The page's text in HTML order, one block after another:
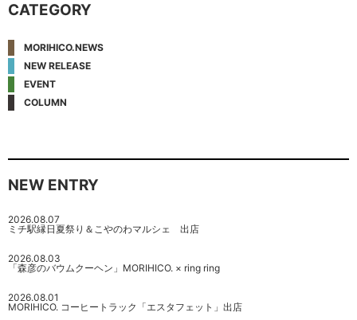
CATEGORY
MORIHICO.NEWS
NEW RELEASE
EVENT
COLUMN
NEW ENTRY
2026.08.07
ミチ駅縁日夏祭り＆こやのわマルシェ 出店
2026.08.03
「森彦のバウムクーヘン」MORIHICO. × ring ring
2026.08.01
MORIHICO. コーヒートラック「エスタフェット」出店